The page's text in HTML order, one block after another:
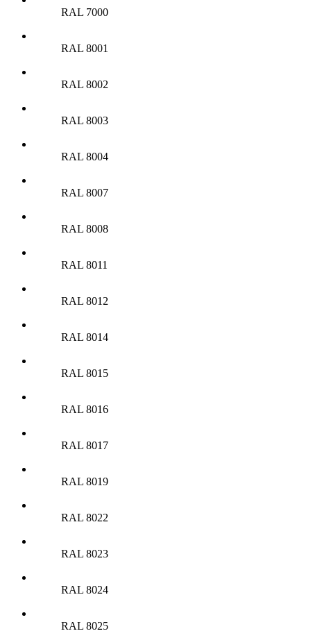
RAL 7000
RAL 8001
RAL 8002
RAL 8003
RAL 8004
RAL 8007
RAL 8008
RAL 8011
RAL 8012
RAL 8014
RAL 8015
RAL 8016
RAL 8017
RAL 8019
RAL 8022
RAL 8023
RAL 8024
RAL 8025